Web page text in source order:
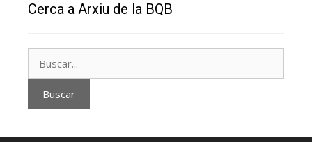
Cerca a Arxiu de la BQB